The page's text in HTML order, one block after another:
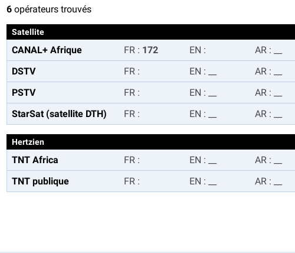
6 opérateurs trouvés
Satellite
CANAL+ Afrique FR : 172 EN : AR :
DSTV
FR : EN : AR :
PSTV
FR : EN : AR :
StarSat (satellite DTH)
FR : EN : AR :
Hertzien
TNT Africa FR : EN : AR :
TNT publique
FR : EN : AR :